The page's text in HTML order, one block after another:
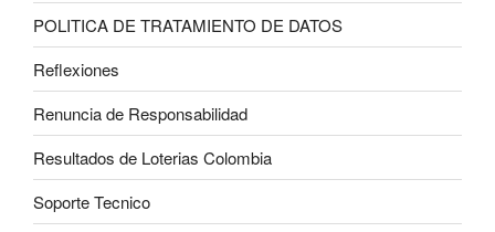
POLITICA DE TRATAMIENTO DE DATOS
Reflexiones
Renuncia de Responsabilidad
Resultados de Loterias Colombia
Soporte Tecnico